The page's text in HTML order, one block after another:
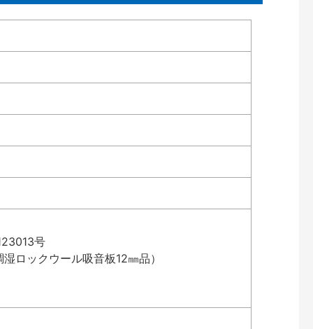
号
ロックウール吸音板12㎜品）